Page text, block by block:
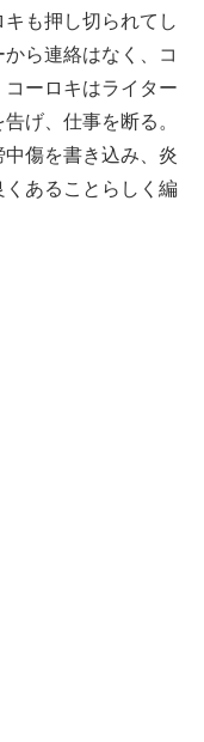
も押し切られてし
ら連絡はなく、コ
ーロキはライター
げ、仕事を断る。
傷を書き込み、炎
くあることらしく編